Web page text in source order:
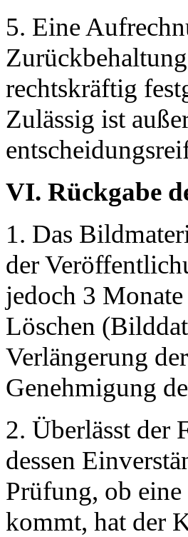
5. Eine
rechtskräftig
Zulässig ist
VI. Rückgabe
1. Das
der
jedoch 3
Löschen
Verlängerung
Genehmigung
2. Überlässt der
dessen
Prüfung, ob
kommt, hat der